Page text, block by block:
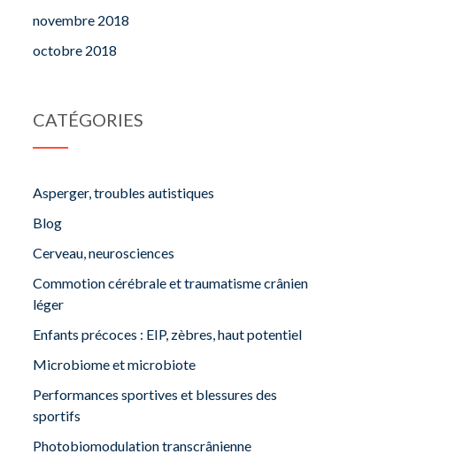
novembre 2018
octobre 2018
CATÉGORIES
Asperger, troubles autistiques
Blog
Cerveau, neurosciences
Commotion cérébrale et traumatisme crânien
léger
Enfants précoces : EIP, zèbres, haut potentiel
Microbiome et microbiote
Performances sportives et blessures des
sportifs
Photobiomodulation transcrânienne